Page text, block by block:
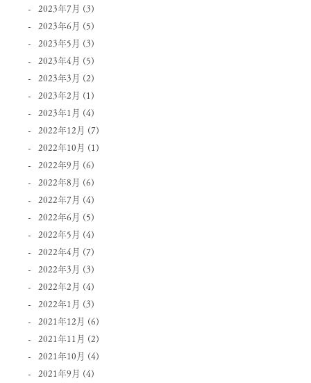
2023年7月 (3)
2023年6月 (5)
2023年5月 (3)
2023年4月 (5)
2023年3月 (2)
2023年2月 (1)
2023年1月 (4)
2022年12月 (7)
2022年10月 (1)
2022年9月 (6)
2022年8月 (6)
2022年7月 (4)
2022年6月 (5)
2022年5月 (4)
2022年4月 (7)
2022年3月 (3)
2022年2月 (4)
2022年1月 (3)
2021年12月 (6)
2021年11月 (2)
2021年10月 (4)
2021年9月 (4)